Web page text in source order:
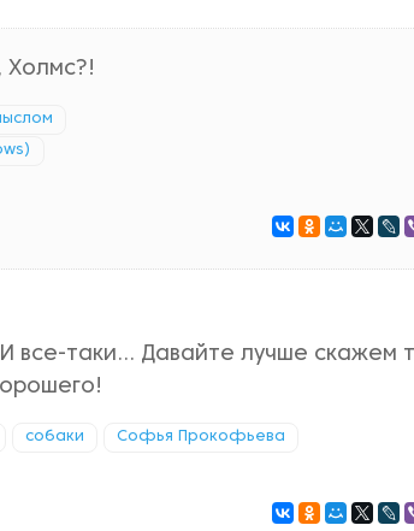
Холмс?!
все-таки… Давайте лучше скажем
собаки Софья Прокофьева